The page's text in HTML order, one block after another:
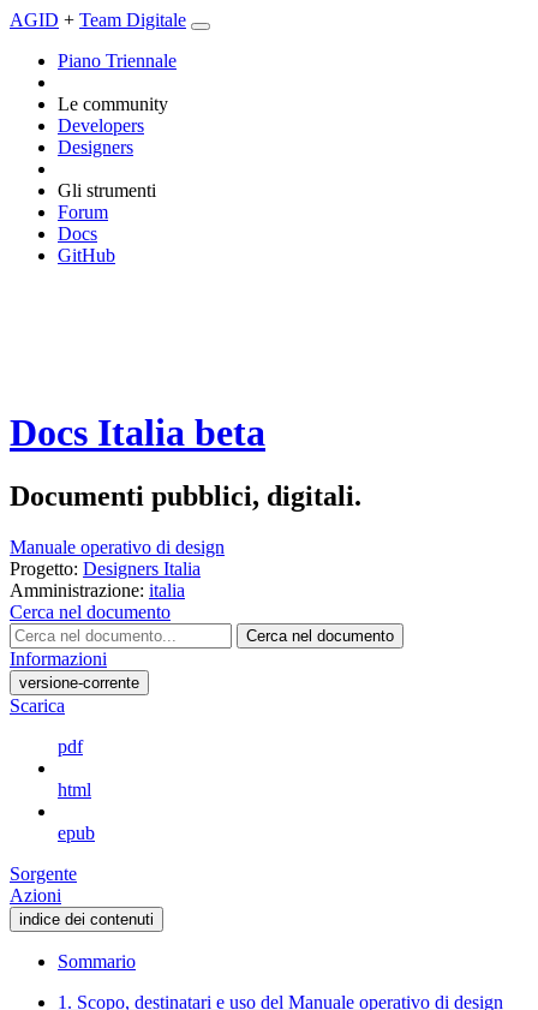
AGID + Team Digitale
Piano Triennale
Le community
Developers
Designers
Gli strumenti
Forum
Docs
GitHub
Docs Italia beta
Documenti pubblici, digitali.
Manuale operativo di design
Progetto: Designers Italia
Amministrazione: italia
Cerca nel documento
Cerca nel documento
Informazioni
versione-corrente
Scarica
pdf
html
epub
Sorgente
Azioni
indice dei contenuti
Sommario
1. Scopo, destinatari e uso del Manuale operativo di design